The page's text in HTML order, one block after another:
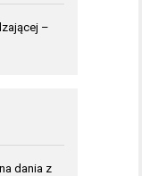
–
dania z